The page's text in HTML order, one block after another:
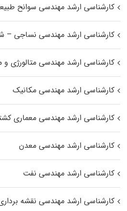
کارشناسی ارشد مهندسی سوانح
کارشناسی ارشد مهندسی نساجی –
کارشناسی ارشد مهندسی متالورژی و
کارشناسی ارشد مهندسی مکانیک
کارشناسی ارشد مهندسی معماری
کارشناسی ارشد مهندسی معدن
کارشناسی ارشد مهندسی نفت
کارشناسی ارشد مهندسی نقشه